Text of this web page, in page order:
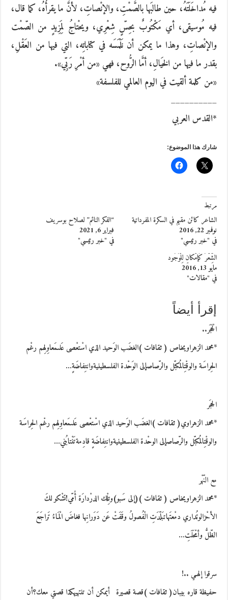
فيه مُداخَلَتَهُ، حين طالبَها بالصَّمْتِ، والإنْصاتِ، لأنَّ ما يقرأُهُ، كما قال،
فيه مُوسيقى، أي مَكْتُوبٌ بحِسٍّ شِعْرِي، ويحْتاجُ لِمَزِيدٍ من الصّمْت
والإنْصاتِ، وهذا ما يمكن أن نَلْمَسَه في كتاباتِه، التي فيها من العَقْلِ،
بقدر ما فيها من الخَيالِ، أمَّا الرُّوح، فهي «من أمْرِ رَبِّي».
«من كلمة ألقيت في اليوم العالمي للفلسفة»
__________
*القدس العربي
شارك هذا الموضوع:
مرتبط
الشاعر كائن مقيم في السكرة المفرداتية
نوفمبر 22, 2016
في "خبر رئيسي"
“الفكر النائم” لصلاح بوسريف
فبراير 6, 2021
في "خبر رئيسي"
الشِّعْرُ كَإمْكانٍ لِلْوُجُود
مايو 13, 2016
في "مقالات"
إقرأ أيضاً
الْحَجَر..
*محمد الزهراويخاص ( ثقافات )الغضَب الوَحيد الذي اسْتعْصى عَلىمَعاوِلِهم رغْم
الحِراسَة والوقْتِالمُكبّل والرّصاصإلى الوَحْدة الفلسطينيةوانتِفاضَةٍ…
الحجَر
*محمد الزهراوي( ثقافات )الغضَب الوَحيد الذي اسْتعْصى عَلىمَعاوِلِهم رغْم الحِراسَة
والوقْتِالمُكبّل والرّصاصإلى الوحْدة الفلسطينيةوانتِفاضَةٍ قادِمةتَنْتابُني…
مع النّهْر
*محمد الزهراويخاص ( ثقافات )(إلى سَبو)وتِلْك الدرْدارَة أُمّي!تشْكو لكَ
الأحْزالوتُداري دمْعتَهاتبَلّدَتِ الْفُصولُ وقَفَتْ عَن دَوَرانِها فغاضَ الْمَاءُ تَراجَعَ
الظّلُّ وأمْحَلَتِ…
سرقوا إلهـي ..!
حفيظة قاره بيبان( ثقافات )قصة قصيرة أيمكن أن تنتهيهكذا قصتي معك؟أن